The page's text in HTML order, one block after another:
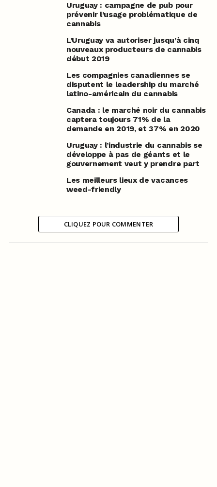
Uruguay : campagne de pub pour
prévenir l’usage problématique de
cannabis
L’Uruguay va autoriser jusqu’à cinq
nouveaux producteurs de cannabis
début 2019
Les compagnies canadiennes se
disputent le leadership du marché
latino-américain du cannabis
Canada : le marché noir du cannabis
captera toujours 71% de la
demande en 2019, et 37% en 2020
Uruguay : l’industrie du cannabis se
développe à pas de géants et le
gouvernement veut y prendre part
Les meilleurs lieux de vacances
weed-friendly
CLIQUEZ POUR COMMENTER